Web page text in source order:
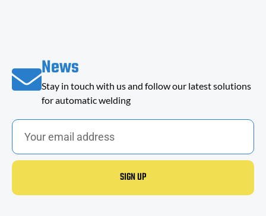
News
Stay in touch with us and follow our latest solutions
for automatic welding
SIGN UP